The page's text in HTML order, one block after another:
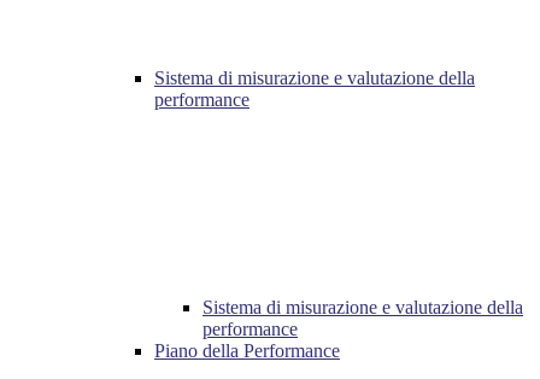
Sistema di misurazione e valutazione della
performance
Sistema di misurazione e valutazione della
performance
Piano della Performance